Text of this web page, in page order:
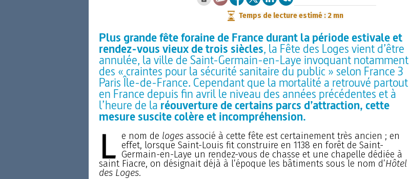
Temps de lecture estimé : 2 mn
Plus grande fête foraine de France durant la période estivale et
rendez-vous vieux de trois siècles, la Fête des Loges vient d’être
annulée, la ville de Saint-Germain-en-Laye invoquant notamment
des « craintes pour la sécurité sanitaire du public » selon France 3
Paris Île-de-France. Cependant que la mortalité a retrouvé partout
en France depuis fin avril le niveau des années précédentes et à
l’heure de laréouverture de certains parcs d’attraction, cette
mesure suscite colère et incompréhension.
L e nom de logesassocié à cette fête est certainement très ancien ; en
effet, lorsque Saint-Louis fit construire en 1138 en forêt de Saint-
Germain-en-Laye un rendez-vous de chasse et une chapelle dédiée à
saint Fiacre, on désignait déjà à l’époque les bâtiments sous le nom d’Hôtel
des Loges.